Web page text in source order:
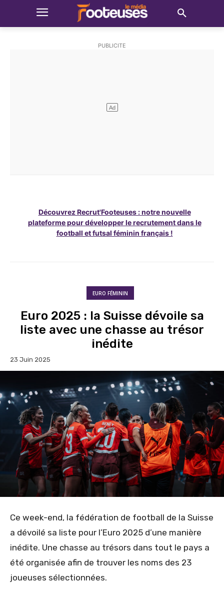
Découvrez Recrut'Footeuses : notre nouvelle
plateforme pour développer le recrutement dans le
football et futsal féminin français !
EURO FÉMININ
Euro 2025 : la Suisse dévoile sa
liste avec une chasse au trésor
inédite
23 Juin 2025
Ce week-end, la fédération de football de la Suisse
a dévoilé sa liste pour l’Euro 2025 d’une manière
inédite. Une chasse au trésors dans tout le pays a
été organisée afin de trouver les noms des 23
joueuses sélectionnées.